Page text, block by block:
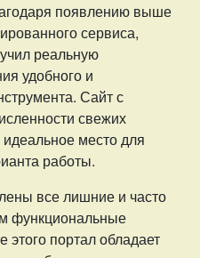
появлению выше
сервиса,
реальную
удобного и
Сайт с
свежих
место для
работы.
все лишние и часто
функциональные
этого портал обладает